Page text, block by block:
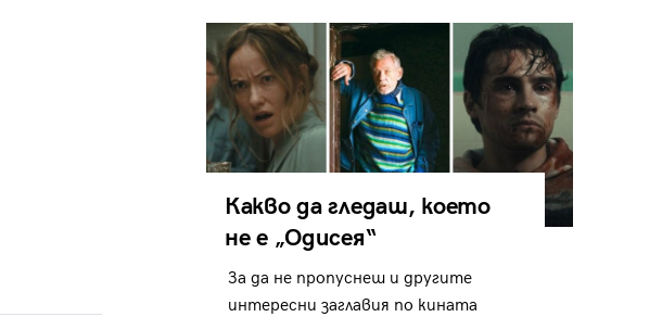
Какво да гледаш, което
не е „Одисея“
За да не пропуснеш и другите
интересни заглавия по кината